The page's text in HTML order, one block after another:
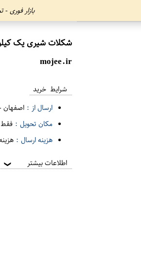
بازار
شکلات شیری یک
mojee.ir
شرایط خرید
ارسال از : اصفهان
مکان تحویل : فقط
هزینه ارسال :
اطلاعات بیشتر ❯